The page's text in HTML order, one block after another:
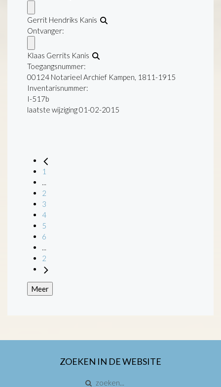
Gerrit Hendriks Kanis
Ontvanger:
Klaas Gerrits Kanis
Toegangsnummer:
00124 Notarieel Archief Kampen, 1811-1915
Inventarisnummer:
I-517b
laatste wijziging 01-02-2015
1
2
3
4
5
6
2
Meer
ZOEKEN IN DE WEBSITE